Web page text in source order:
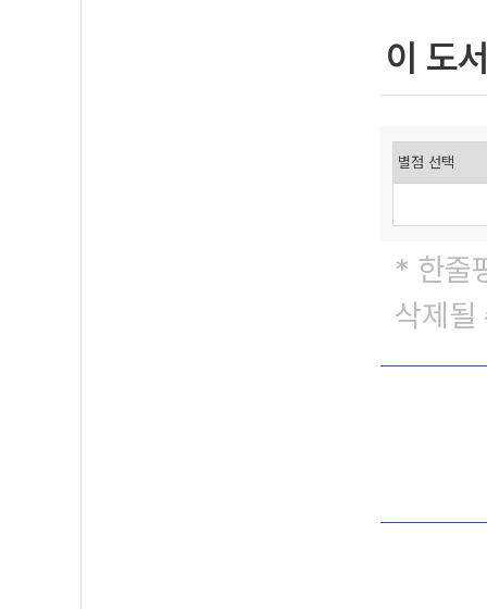
이 도
* 한줄
삭제될